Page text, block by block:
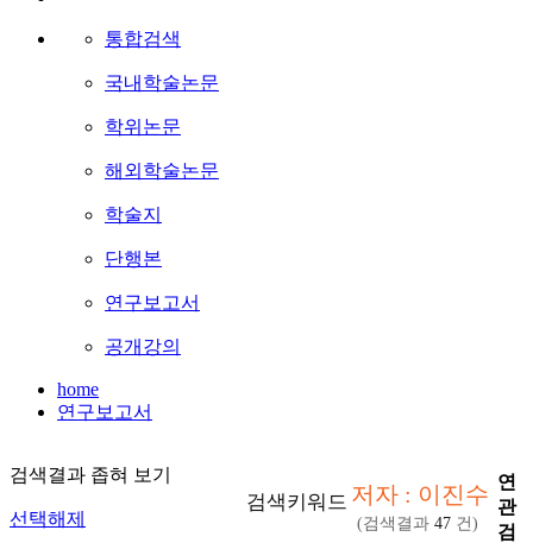
통합검색
국내학술논문
학위논문
해외학술논문
학술지
단행본
연구보고서
공개강의
home
연구보고서
검색결과 좁혀 보기
선택해제
검색키워드 저자 : 이진수
(검색결과 47 건)
연
관
검